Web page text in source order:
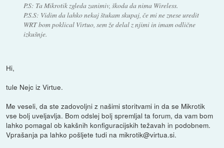
P.S: Ta Mikrotik zgleda zanimiv, škoda da nima Wireless.
P.S.S: Vidim da lahko nekaj štukam skupaj, če mi ne znese uredit
WRT bom poklical Virtuo, sem že delal z njimi in imam odlične
izkušnje.
Hi,
tule Nejc iz Virtue.
Me veseli, da ste zadovoljni z našimi storitvami in da se Mikrotik
vse bolj uveljavlja. Bom odslej bolj spremljal ta forum, da vam bom
lahko pomagal ob kakšnih konfiguracijskih težavah in podobnem.
Vprašanja pa lahko pošljete tudi na mikrotik@virtua.si.